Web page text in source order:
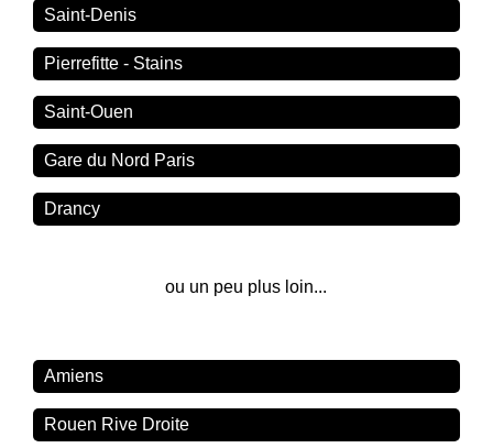
Saint-Denis
Pierrefitte - Stains
Saint-Ouen
Gare du Nord Paris
Drancy
ou un peu plus loin...
Amiens
Rouen Rive Droite